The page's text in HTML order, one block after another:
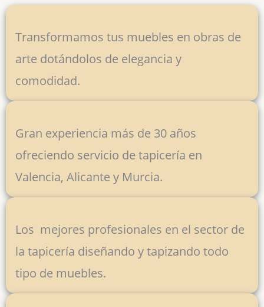
Transformamos tus muebles en obras de
arte dotándolos de elegancia y
comodidad.
Gran experiencia más de 30 años
ofreciendo servicio de tapicería en
Valencia, Alicante y Murcia.
Los mejores profesionales en el sector de
la tapicería diseñando y tapizando todo
tipo de muebles.